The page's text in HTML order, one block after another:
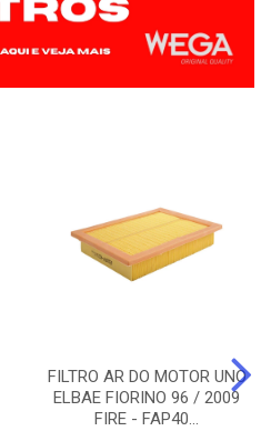
FILTRO AR DO MOTOR UNO
ELBAE FIORINO 96 / 2009
FIRE - FAP40...